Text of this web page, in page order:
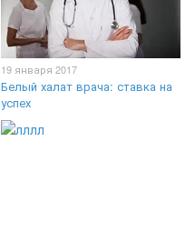
19 января 2017
Белый халат врача: ставка на
успех